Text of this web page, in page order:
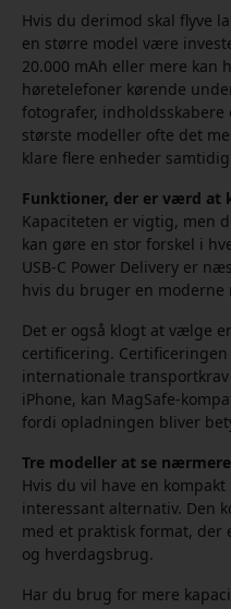
Hvis du derimod skal flyve
en større model være
20.000 mAh eller mere kan
høretelefoner kørende
fotografer,
største modeller ofte det
klare flere enheder
Funktioner, der er værd at
Kapaciteten er vigtig, men
kan gøre en stor forskel i
USB-C Power Delivery er
hvis du bruger en
Det er også klogt at vælge
certificering.
internationale
iPhone, kan MagSafe-
fordi opladningen bliver
Tre modeller at se
Hvis du vil have en
interessant alternativ. Den
med et praktisk format,
og hverdagsbrug.
Har du brug for mere